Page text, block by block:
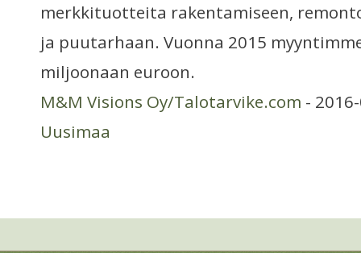
merkkituotteita rakentamiseen,
ja puutarhaan. Vuonna 2015
miljoonaan euroon.
M&M Visions Oy/Talotarvike.com -
Uusimaa